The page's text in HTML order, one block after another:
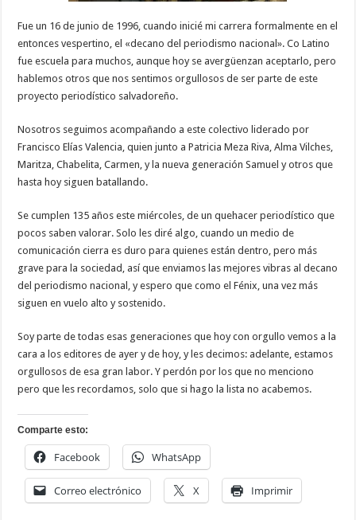
Fue un 16 de junio de 1996, cuando inicié mi carrera formalmente en el
entonces vespertino, el «decano del periodismo nacional». Co Latino
fue escuela para muchos, aunque hoy se avergüenzan aceptarlo, pero
hablemos otros que nos sentimos orgullosos de ser parte de este
proyecto periodístico salvadoreño.
Nosotros seguimos acompañando a este colectivo liderado por
Francisco Elías Valencia, quien junto a Patricia Meza Riva, Alma Vilches,
Maritza, Chabelita, Carmen, y la nueva generación Samuel y otros que
hasta hoy siguen batallando.
Se cumplen 135 años este miércoles, de un quehacer periodístico que
pocos saben valorar. Solo les diré algo, cuando un medio de
comunicación cierra es duro para quienes están dentro, pero más
grave para la sociedad, así que enviamos las mejores vibras al decano
del periodismo nacional, y espero que como el Fénix, una vez más
siguen en vuelo alto y sostenido.
Soy parte de todas esas generaciones que hoy con orgullo vemos a la
cara a los editores de ayer y de hoy, y les decimos: adelante, estamos
orgullosos de esa gran labor. Y perdón por los que no menciono
pero que les recordamos, solo que si hago la lista no acabemos.
Comparte esto:
Facebook WhatsApp
Correo electrónico X Imprimir